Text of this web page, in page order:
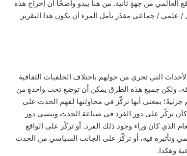
العالمي من جهةٍ ثانية. من هنا يبدو واضحًا أن إخراج هذه
علمي / جماعي مقدّر يأمل المرء أن يكون هذا التقرير
التي تجري من حولهم باختلاف الخلفيات الثقافية
ولكن جميع هذه الطرق يمكن أن توضع تحت واحدةٍ من
جزئيةً؛ بمعنى أنها تركّز في محاولتها لفهم الحدث على
كأن تركّز على دور الفرد في صناعة الحدث وتنسى دور
الذي كان وراء وجود ذلك الفرد. أو تركّز على الواقع
وتأثيره فيه، أو تركّز على الجانب السياسي من الحدث
وهكذا.